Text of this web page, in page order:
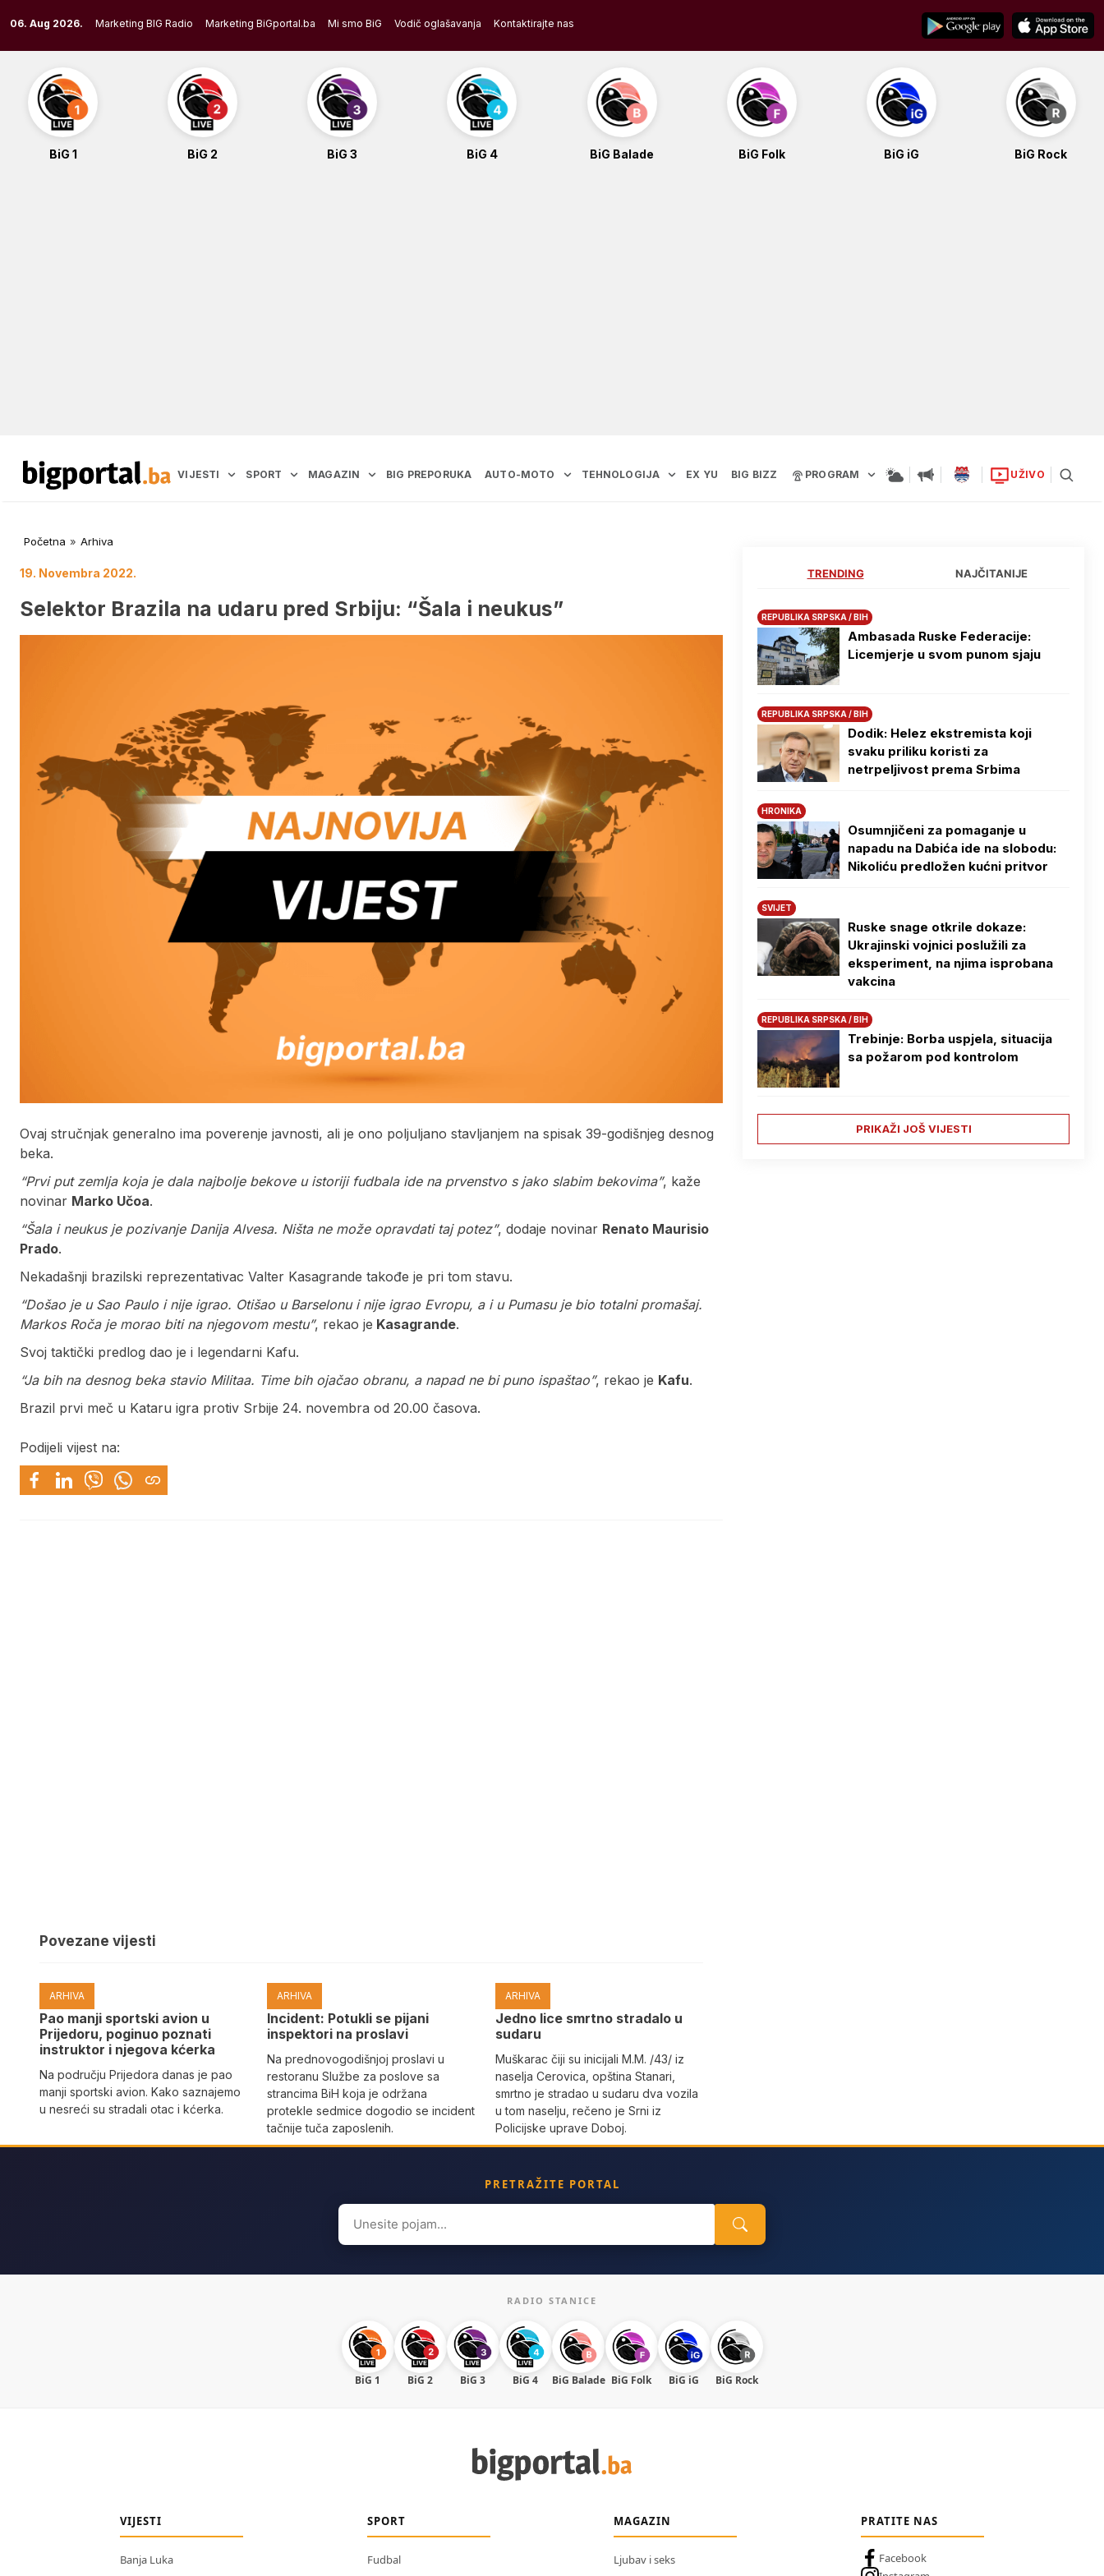
to
content
06. Aug 2026. Marketing BIG Radio Marketing BiGportal.ba Mi smo BiG Vodič oglašavanja Kontaktirajte nas
BiG 1 BiG 2 BiG 3 BiG 4 BiG Balade BiG Folk BiG iG BiG Rock
VIJESTI SPORT MAGAZIN BIG PREPORUKA AUTO-MOTO TEHNOLOGIJA EX YU BIG BIZZ PROGRAM UŽIVO
Početna » Arhiva
19. Novembra 2022.
Selektor Brazila na udaru pred Srbiju: “Šala i neukus”
Ovaj stručnjak generalno ima poverenje javnosti, ali je ono poljuljano stavljanjem na spisak 39-godišnjeg desnog
beka.
“Prvi put zemlja koja je dala najbolje bekove u istoriji fudbala ide na prvenstvo s jako slabim bekovima”, kaže
novinar Marko Učoa.
“Šala i neukus je pozivanje Danija Alvesa. Ništa ne može opravdati taj potez”, dodaje novinar Renato Maurisio
Prado.
Nekadašnji brazilski reprezentativac Valter Kasagrande takođe je pri tom stavu.
“Došao je u Sao Paulo i nije igrao. Otišao u Barselonu i nije igrao Evropu, a i u Pumasu je bio totalni promašaj.
Markos Roča je morao biti na njegovom mestu”, rekao je Kasagrande.
Svoj taktički predlog dao je i legendarni Kafu.
“Ja bih na desnog beka stavio Militaa. Time bih ojačao obranu, a napad ne bi puno ispaštao”, rekao je Kafu.
Brazil prvi meč u Kataru igra protiv Srbije 24. novembra od 20.00 časova.
Podijeli vijest na:
Povezane vijesti
ARHIVA
Pao manji sportski avion u
Prijedoru, poginuo poznati
instruktor i njegova kćerka
Na području Prijedora danas je pao
manji sportski avion. Kako saznajemo
u nesreći su stradali otac i kćerka.
ARHIVA
Incident: Potukli se pijani
inspektori na proslavi
Na prednovogodišnjoj proslavi u
restoranu Službe za poslove sa
strancima BiH koja je održana
protekle sedmice dogodio se incident
tačnije tuča zaposlenih.
ARHIVA
Јedno lice smrtno stradalo u
sudaru
Muškarac čiji su inicijali M.M. /43/ iz
naselja Cerovica, opština Stanari,
smrtno je stradao u sudaru dva vozila
u tom naselju, rečeno je Srni iz
Policijske uprave Doboj.
TRENDING NAJČITANIJE
REPUBLIKA SRPSKA / BIH
Ambasada Ruske Federacije:
Licemjerje u svom punom sjaju
REPUBLIKA SRPSKA / BIH
Dodik: Helez ekstremista koji
svaku priliku koristi za
netrpeljivost prema Srbima
HRONIKA
Osumnjičeni za pomaganje u
napadu na Dabića ide na slobodu:
Nikoliću predložen kućni pritvor
SVIJET
Ruske snage otkrile dokaze:
Ukrajinski vojnici poslužili za
eksperiment, na njima isprobana
vakcina
REPUBLIKA SRPSKA / BIH
Trebinje: Borba uspjela, situacija
sa požarom pod kontrolom
PRIKAŽI JOŠ VIJESTI
PRETRAŽITE PORTAL
Search
for:
RADIO STANICE
BiG 1 BiG 2 BiG 3 BiG 4 BiG Balade BiG Folk BiG iG BiG Rock
VIJESTI
Banja Luka
SPORT
Fudbal
MAGAZIN
Ljubav i seks
PRATITE NAS
Facebook